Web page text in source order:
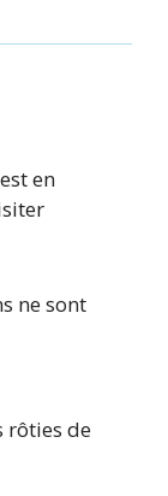
en
ne sont
rôties de